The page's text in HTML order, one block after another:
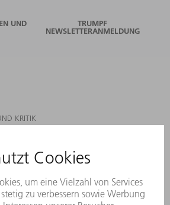
UND
TRUMPF
NEWSLETTERANMELDUNG
KRITIK